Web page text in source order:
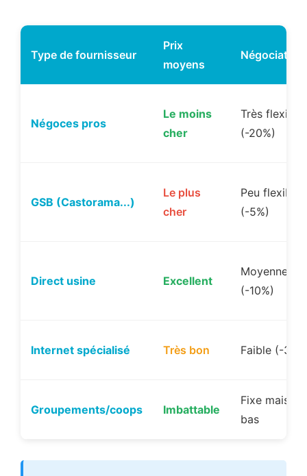
Type de fournisseur
Prix
moyens
Négociation
Négoces pros
Le moins
cher
Très flexible
(-20%)
GSB (Castorama...)
Le plus
cher
Peu flexible
(-5%)
Direct usine Excellent
Moyenne
(-10%)
Internet spécialisé Très bon Faible (-3%)
Groupements/coops Imbattable
Fixe mais
bas